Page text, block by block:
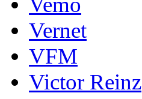
Vernet
VFM
Victor Reinz